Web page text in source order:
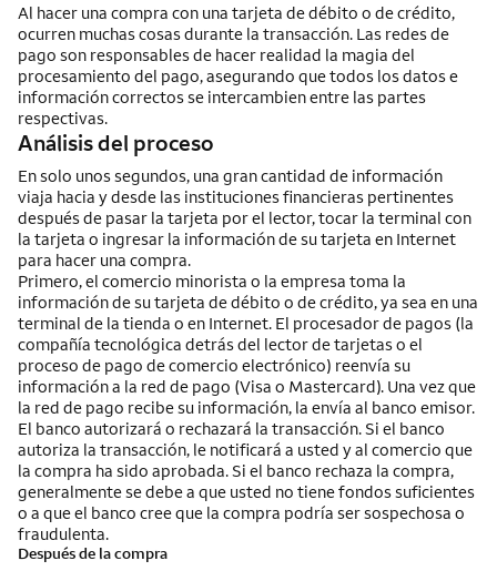
Al hacer una compra con una tarjeta de débito o de crédito,
ocurren muchas cosas durante la transacción. Las redes de
pago son responsables de hacer realidad la magia del
procesamiento del pago, asegurando que todos los datos e
información correctos se intercambien entre las partes
respectivas.
Análisis del proceso
En solo unos segundos, una gran cantidad de información
viaja hacia y desde las instituciones financieras pertinentes
después de pasar la tarjeta por el lector, tocar la terminal con
la tarjeta o ingresar la información de su tarjeta en Internet
para hacer una compra.
Primero, el comercio minorista o la empresa toma la
información de su tarjeta de débito o de crédito, ya sea en una
terminal de la tienda o en Internet. El procesador de pagos (la
compañía tecnológica detrás del lector de tarjetas o el
proceso de pago de comercio electrónico) reenvía su
información a la red de pago (Visa o Mastercard). Una vez que
la red de pago recibe su información, la envía al banco emisor.
El banco autorizará o rechazará la transacción. Si el banco
autoriza la transacción, le notificará a usted y al comercio que
la compra ha sido aprobada. Si el banco rechaza la compra,
generalmente se debe a que usted no tiene fondos suficientes
o a que el banco cree que la compra podría ser sospechosa o
fraudulenta.
Después de la compra